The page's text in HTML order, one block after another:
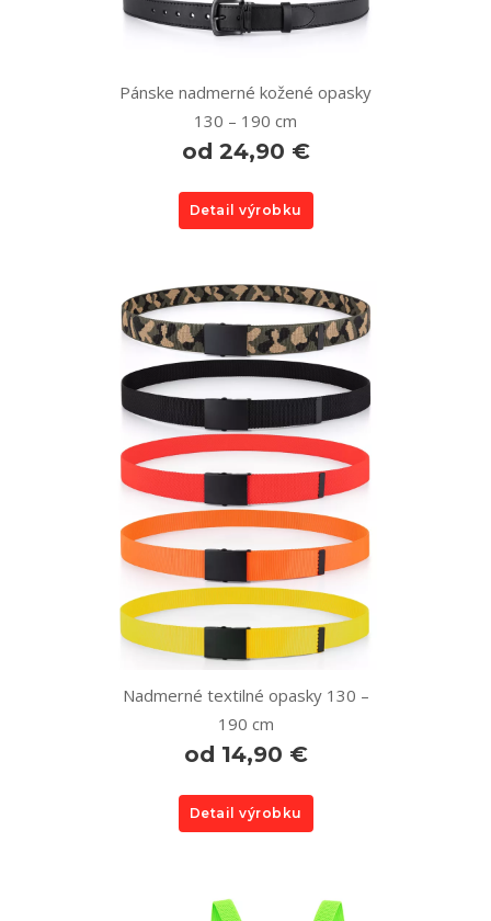
Pánske nadmerné kožené opasky
130 – 190 cm
od 24,90 €
Detail výrobku
Nadmerné textilné opasky 130 –
190 cm
od 14,90 €
Detail výrobku